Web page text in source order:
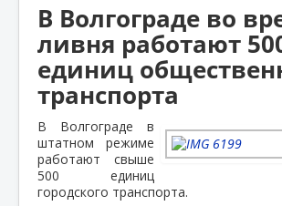
В Волгограде во
ливня работают
единиц
транспорта
В Волгограде в
штатном режиме
работают свыше
500 единиц
городского транспорта.